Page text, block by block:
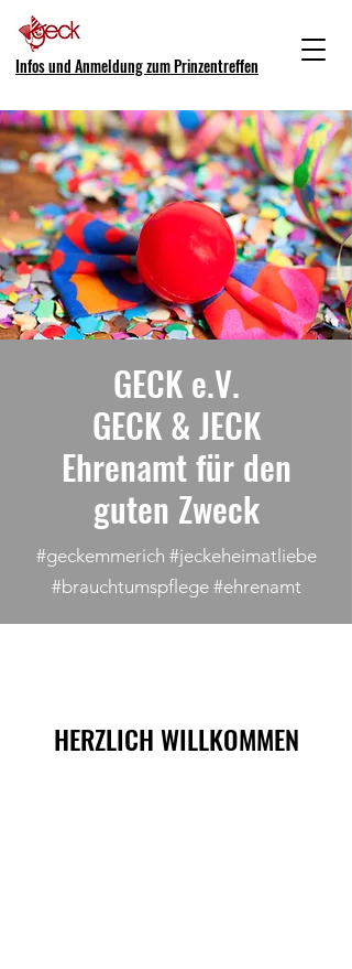
Infos und Anmeldung zum Prinzentreffen
GECK e.V.
GECK & JECK
Ehrenamt für den
guten Zweck
#geckemmerich #jeckeheimatliebe
#brauchtumspflege #ehrenamt
HERZLICH WILLKOMMEN